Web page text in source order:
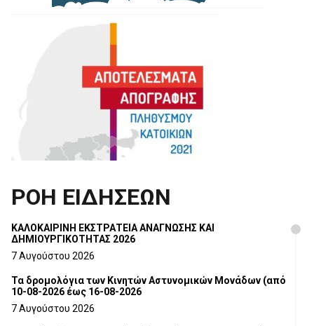
ΡΟΗ ΕΙΔΗΣΕΩΝ
ΚΑΛΟΚΑΙΡΙΝΗ ΕΚΣΤΡΑΤΕΙΑ ΑΝΑΓΝΩΣΗΣ ΚΑΙ
ΔΗΜΙΟΥΡΓΙΚΟΤΗΤΑΣ 2026
7 Αυγούστου 2026
Τα δρομολόγια των Κινητών Αστυνομικών Μονάδων (από
10-08-2026 έως 16-08-2026
7 Αυγούστου 2026